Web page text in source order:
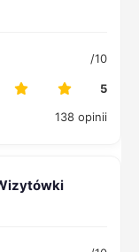
/10
5
138 opinii